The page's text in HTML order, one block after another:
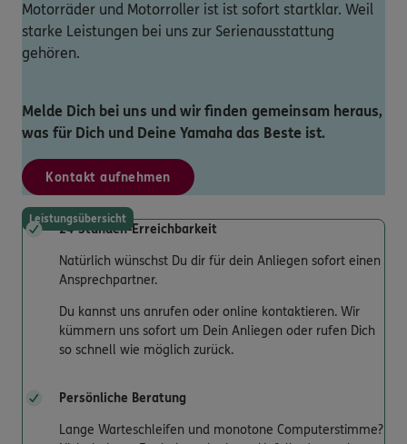
Motorräder und Motorroller ist ist sofort startklar. Weil
starke Leistungen bei uns zur Serienausstattung
gehören.
Melde Dich bei uns und wir finden gemeinsam heraus,
was für Dich und Deine Yamaha das Beste ist.
Kontakt aufnehmen
Leistungsübersicht
24-Stunden-Erreichbarkeit
Natürlich wünschst Du dir für dein Anliegen sofort einen
Ansprechpartner.
Du kannst uns anrufen oder online kontaktieren. Wir
kümmern uns sofort um Dein Anliegen oder rufen Dich
so schnell wie möglich zurück.
Persönliche Beratung
Lange Warteschleifen und monotone Computerstimme?